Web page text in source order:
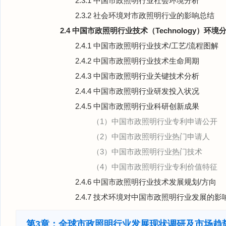
2.3.2 社会环境对市政照明行业的影响总结
2.4 中国市政照明行业技术（Technology）环境
2.4.1 中国市政照明行业技术/工艺/流程图解
2.4.2 中国市政照明行业技术生命周期
2.4.3 中国市政照明行业关键技术分析
2.4.4 中国市政照明行业研发投入状况
2.4.5 中国市政照明行业科研创新成果
（1）中国市政照明行业专利申请公开
（2）中国市政照明行业热门申请人
（3）中国市政照明行业热门技术
（4）中国市政照明行业专利价值特征
2.4.6 中国市政照明行业技术发展规划/方向
2.4.7 技术环境对中国市政照明行业发展的影
第3章：全球市政照明行业发展现状调研及市场趋